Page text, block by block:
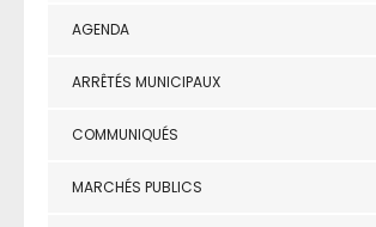
AGENDA
ARRÊTÉS MUNICIPAUX
COMMUNIQUÉS
MARCHÉS PUBLICS